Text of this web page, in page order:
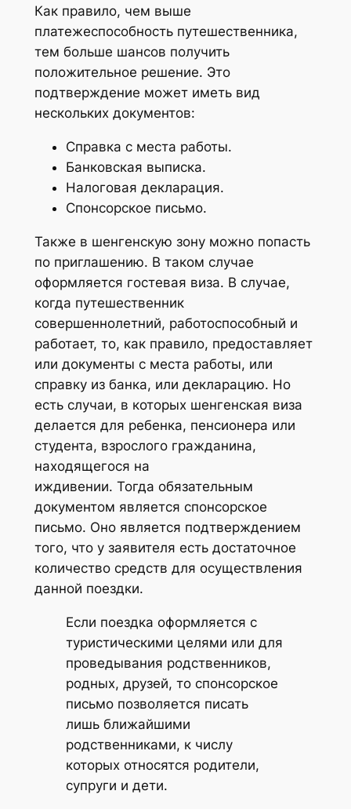
Как правило, чем выше
платежеспособность путешественника,
тем больше шансов получить
положительное решение. Это
подтверждение может иметь вид
нескольких документов:
Справка с места работы.
Банковская выписка.
Налоговая декларация.
Спонсорское письмо.
Также в шенгенскую зону можно попасть
по приглашению. В таком случае
оформляется гостевая виза. В случае,
когда путешественник
совершеннолетний, работоспособный и
работает, то, как правило, предоставляет
или документы с места работы, или
справку из банка, или декларацию. Но
есть случаи, в которых шенгенская виза
делается для ребенка, пенсионера или
студента, взрослого гражданина,
находящегося на
иждивении. Тогда обязательным
документом является спонсорское
письмо. Оно является подтверждением
того, что у заявителя есть достаточное
количество средств для осуществления
данной поездки.
Если поездка оформляется с
туристическими целями или для
проведывания родственников,
родных, друзей, то спонсорское
письмо позволяется писать
лишь ближайшими
родственниками, к числу
которых относятся родители,
супруги и дети.